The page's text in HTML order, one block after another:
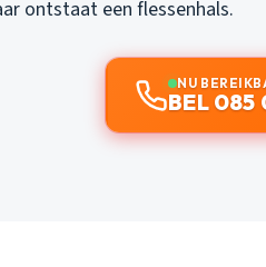
ontstaat een flessenhals.
NU
BEL 085